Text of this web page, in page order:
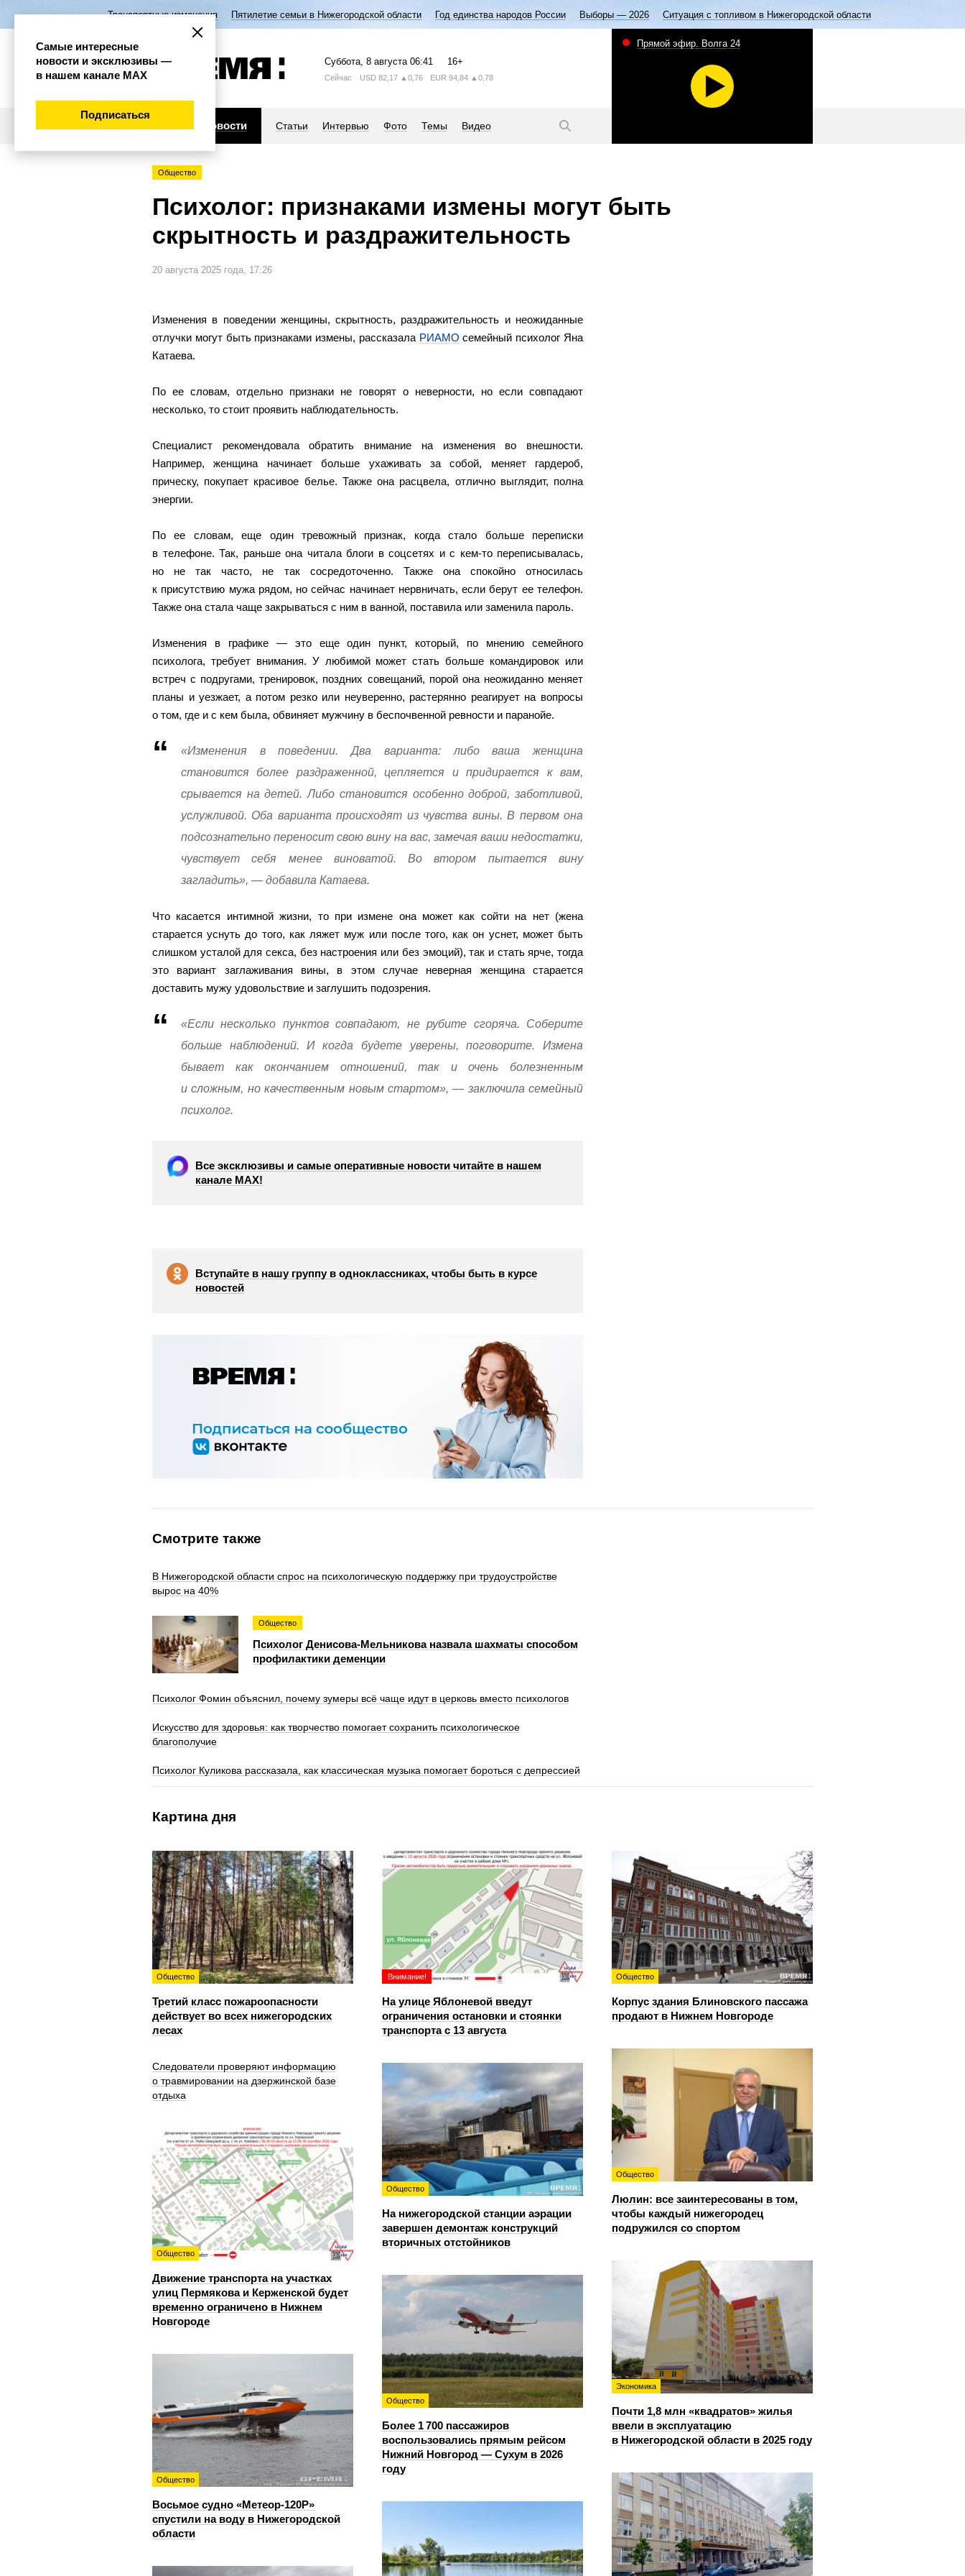
Транспортные изменения Пятилетие семьи в Нижегородской области Год единства народов России Выборы — 2026 Ситуация с топливом в Нижегородской области
Суббота, 8 августа 06:41 16+
Сейчас USD 82,17 ▲0,76 EUR 94,84 ▲0,78
Новости Статьи Интервью Фото Темы Видео
Прямой эфир. Волга 24
Общество
Психолог: признаками измены могут быть
скрытность и раздражительность
20 августа 2025 года, 17:26
Изменения в поведении женщины, скрытность, раздражительность и неожиданные
отлучки могут быть признаками измены, рассказала РИАМО семейный психолог Яна
Катаева.
По ее словам, отдельно признаки не говорят о неверности, но если совпадают
несколько, то стоит проявить наблюдательность.
Специалист рекомендовала обратить внимание на изменения во внешности.
Например, женщина начинает больше ухаживать за собой, меняет гардероб,
прическу, покупает красивое белье. Также она расцвела, отлично выглядит, полна
энергии.
По ее словам, еще один тревожный признак, когда стало больше переписки
в телефоне. Так, раньше она читала блоги в соцсетях и с кем-то переписывалась,
но не так часто, не так сосредоточенно. Также она спокойно относилась
к присутствию мужа рядом, но сейчас начинает нервничать, если берут ее телефон.
Также она стала чаще закрываться с ним в ванной, поставила или заменила пароль.
Изменения в графике — это еще один пункт, который, по мнению семейного
психолога, требует внимания. У любимой может стать больше командировок или
встреч с подругами, тренировок, поздних совещаний, порой она неожиданно меняет
планы и уезжает, а потом резко или неуверенно, растерянно реагирует на вопросы
о том, где и с кем была, обвиняет мужчину в беспочвенной ревности и паранойе.
«Изменения в поведении. Два варианта: либо ваша женщина
становится более раздраженной, цепляется и придирается к вам,
срывается на детей. Либо становится особенно доброй, заботливой,
услужливой. Оба варианта происходят из чувства вины. В первом она
подсознательно переносит свою вину на вас, замечая ваши недостатки,
чувствует себя менее виноватой. Во втором пытается вину
загладить», — добавила Катаева.
Что касается интимной жизни, то при измене она может как сойти на нет (жена
старается уснуть до того, как ляжет муж или после того, как он уснет, может быть
слишком усталой для секса, без настроения или без эмоций), так и стать ярче, тогда
это вариант заглаживания вины, в этом случае неверная женщина старается
доставить мужу удовольствие и заглушить подозрения.
«Если несколько пунктов совпадают, не рубите сгоряча. Соберите
больше наблюдений. И когда будете уверены, поговорите. Измена
бывает как окончанием отношений, так и очень болезненным
и сложным, но качественным новым стартом», — заключила семейный
психолог.
Все эксклюзивы и самые оперативные новости читайте в нашем
канале МАХ!
Вступайте в нашу группу в одноклассниках, чтобы быть в курсе
новостей
Смотрите также
В Нижегородской области спрос на психологическую поддержку при трудоустройстве
вырос на 40%
Общество
Психолог Денисова-Мельникова назвала шахматы способом
профилактики деменции
Психолог Фомин объяснил, почему зумеры всё чаще идут в церковь вместо психологов
Искусство для здоровья: как творчество помогает сохранить психологическое
благополучие
Психолог Куликова рассказала, как классическая музыка помогает бороться с депрессией
Картина дня
Общество
Третий класс пожароопасности
действует во всех нижегородских
лесах
Внимание!
На улице Яблоневой введут
ограничения остановки и стоянки
транспорта с 13 августа
Общество
Корпус здания Блиновского пассажа
продают в Нижнем Новгороде
Общество
Люлин: все заинтересованы в том,
чтобы каждый нижегородец
подружился со спортом
Следователи проверяют информацию
о травмировании на дзержинской базе
отдыха
Общество
На нижегородской станции аэрации
завершен демонтаж конструкций
вторичных отстойников
Общество
Движение транспорта на участках
улиц Пермякова и Керженской будет
временно ограничено в Нижнем
Новгороде
Экономика
Почти 1,8 млн «квадратов» жилья
ввели в эксплуатацию
в Нижегородской области в 2025 году
Общество
Более 1 700 пассажиров
воспользовались прямым рейсом
Нижний Новгород — Сухум в 2026
году
Общество
Восьмое судно «Метеор-120Р»
спустили на воду в Нижегородской
области
Самые интересные
новости и эксклюзивы —
в нашем канале МАХ
Подписаться